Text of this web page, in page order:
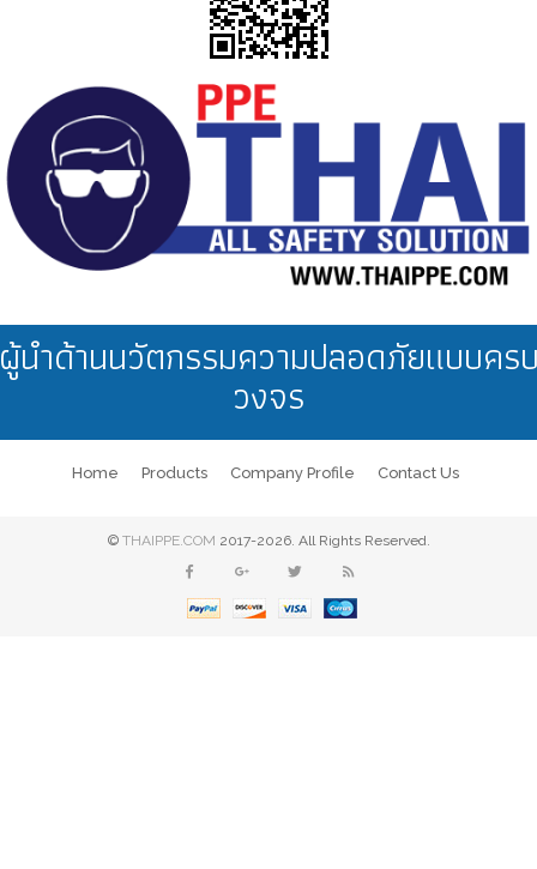
นำด้านนวัตกรรมความปลอดภัยแบบคร
วงจร
Home Products Company Profile Contact Us
© THAIPPE.COM 2017-2026. All Rights Reserved.